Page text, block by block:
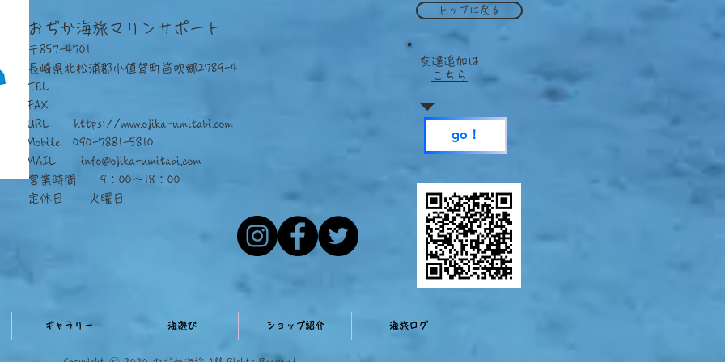
おぢか海旅マリンサポート
〒857-4701
長崎県北松浦郡小値賀町笛吹郷2789-4
TEL
FAX
URL https://www.ojika-umitabi.com
Mobile 090-7881-5810
​MAIL info@ojika-umitabi.com
営業時間 9：00～18：00
定休日 火曜日
トップに戻る
​友達追加は
こちら
go！
ギャラリー 海遊び ショップ紹介 海旅ログ